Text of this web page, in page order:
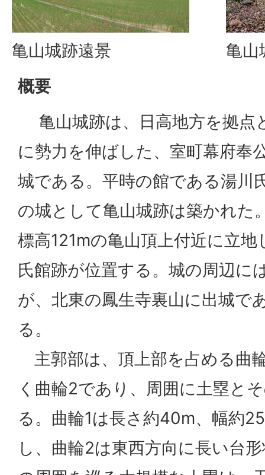
亀山城跡遠景
亀山
概要
亀山城跡は、日高地方を拠点
に勢力を伸ばした、室町幕府奉
城である。平時の館である湯川
の城として亀山城跡は築かれた
標高121mの亀山頂上付近に立
氏館跡が位置する。城の周辺に
が、北東の鳳生寺裏山に出城で
る。
主郭部は、頂上部を占める曲
く曲輪2であり、周囲に土塁と
る。曲輪1は長さ約40m、幅約
し、曲輪2は東西方向に長い台